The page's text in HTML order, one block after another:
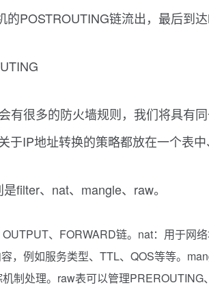
POSTROUTING链流出，最后到
有很多的防火墙规则，我们将具有
IP地址转换的策略都放在一个表
filter、nat、mangle、raw。
、FORWARD链。nat：用于网
，例如服务类型、TTL、QOS等等。
制处理。raw表可以管理PREROUTING